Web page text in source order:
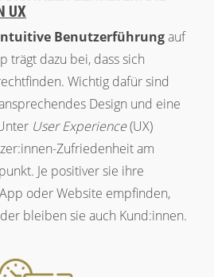
UX
Benutzerführungauf
trägt dazu bei, dass sich
Wichtig dafür sind
Design und eine
User Experience(UX)
Zufriedenheit am
Je positiver sie ihre
oder Website empfinden,
bleiben sie auch Kund:innen.